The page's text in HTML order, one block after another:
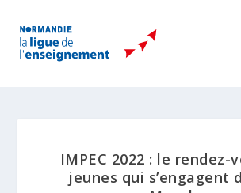
IMPEC 2022 : le rendez-
jeunes qui s’engagent